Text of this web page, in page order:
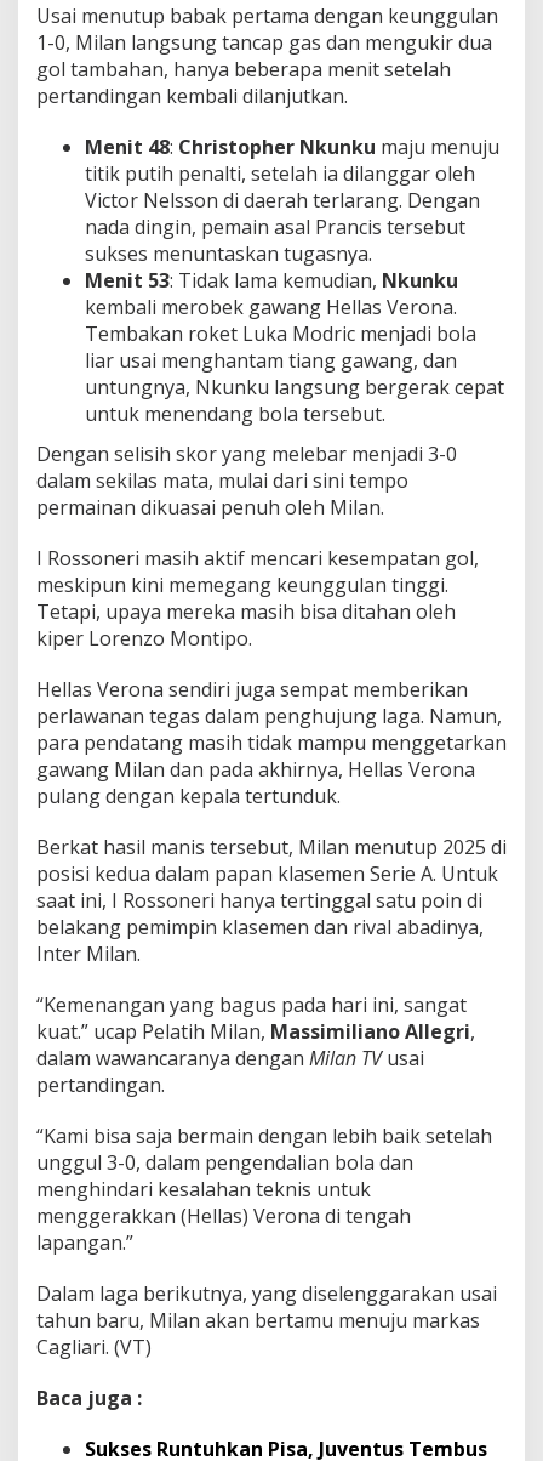
Usai menutup babak pertama dengan keunggulan
1-0, Milan langsung tancap gas dan mengukir dua
gol tambahan, hanya beberapa menit setelah
pertandingan kembali dilanjutkan.
Menit 48: Christopher Nkunku maju menuju
titik putih penalti, setelah ia dilanggar oleh
Victor Nelsson di daerah terlarang. Dengan
nada dingin, pemain asal Prancis tersebut
sukses menuntaskan tugasnya.
Menit 53: Tidak lama kemudian, Nkunku
kembali merobek gawang Hellas Verona.
Tembakan roket Luka Modric menjadi bola
liar usai menghantam tiang gawang, dan
untungnya, Nkunku langsung bergerak cepat
untuk menendang bola tersebut.
Dengan selisih skor yang melebar menjadi 3-0
dalam sekilas mata, mulai dari sini tempo
permainan dikuasai penuh oleh Milan.
I Rossoneri masih aktif mencari kesempatan gol,
meskipun kini memegang keunggulan tinggi.
Tetapi, upaya mereka masih bisa ditahan oleh
kiper Lorenzo Montipo.
Hellas Verona sendiri juga sempat memberikan
perlawanan tegas dalam penghujung laga. Namun,
para pendatang masih tidak mampu menggetarkan
gawang Milan dan pada akhirnya, Hellas Verona
pulang dengan kepala tertunduk.
Berkat hasil manis tersebut, Milan menutup 2025 di
posisi kedua dalam papan klasemen Serie A. Untuk
saat ini, I Rossoneri hanya tertinggal satu poin di
belakang pemimpin klasemen dan rival abadinya,
Inter Milan.
“Kemenangan yang bagus pada hari ini, sangat
kuat.” ucap Pelatih Milan, Massimiliano Allegri,
dalam wawancaranya dengan Milan TVusai
pertandingan.
“Kami bisa saja bermain dengan lebih baik setelah
unggul 3-0, dalam pengendalian bola dan
menghindari kesalahan teknis untuk
menggerakkan (Hellas) Verona di tengah
lapangan.”
Dalam laga berikutnya, yang diselenggarakan usai
tahun baru, Milan akan bertamu menuju markas
Cagliari. (VT)
Baca juga :
Sukses Runtuhkan Pisa, Juventus Tembus